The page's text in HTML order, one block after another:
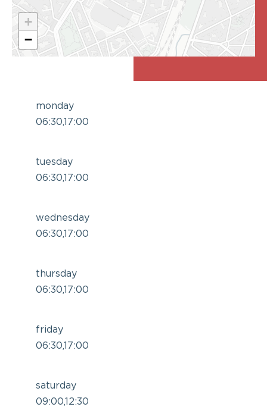
+
−
monday
06:30,17:00
tuesday
06:30,17:00
wednesday
06:30,17:00
thursday
06:30,17:00
friday
06:30,17:00
saturday
09:00,12:30